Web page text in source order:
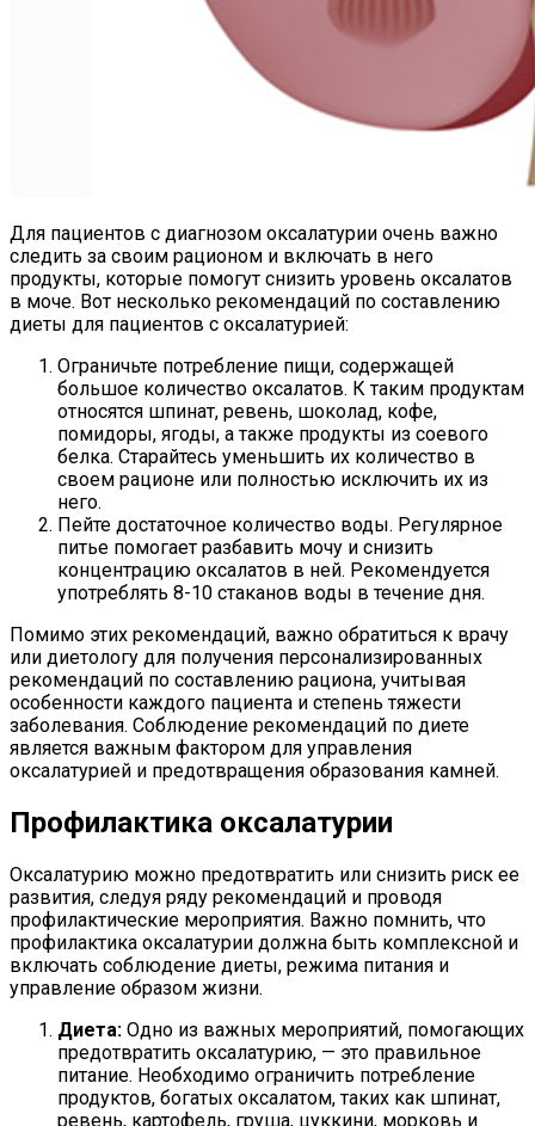
Для пациентов с диагнозом оксалатурии очень важно
следить за своим рационом и включать в него
продукты, которые помогут снизить уровень оксалатов
в моче. Вот несколько рекомендаций по составлению
диеты для пациентов с оксалатурией:
Ограничьте потребление пищи, содержащей
большое количество оксалатов. К таким продуктам
относятся шпинат, ревень, шоколад, кофе,
помидоры, ягоды, а также продукты из соевого
белка. Старайтесь уменьшить их количество в
своем рационе или полностью исключить их из
него.
Пейте достаточное количество воды. Регулярное
питье помогает разбавить мочу и снизить
концентрацию оксалатов в ней. Рекомендуется
употреблять 8-10 стаканов воды в течение дня.
Помимо этих рекомендаций, важно обратиться к врачу
или диетологу для получения персонализированных
рекомендаций по составлению рациона, учитывая
особенности каждого пациента и степень тяжести
заболевания. Соблюдение рекомендаций по диете
является важным фактором для управления
оксалатурией и предотвращения образования камней.
Профилактика оксалатурии
Оксалатурию можно предотвратить или снизить риск ее
развития, следуя ряду рекомендаций и проводя
профилактические мероприятия. Важно помнить, что
профилактика оксалатурии должна быть комплексной и
включать соблюдение диеты, режима питания и
управление образом жизни.
Диета: Одно из важных мероприятий, помогающих
предотвратить оксалатурию, — это правильное
питание. Необходимо ограничить потребление
продуктов, богатых оксалатом, таких как шпинат,
ревень, картофель, груша, цуккини, морковь и